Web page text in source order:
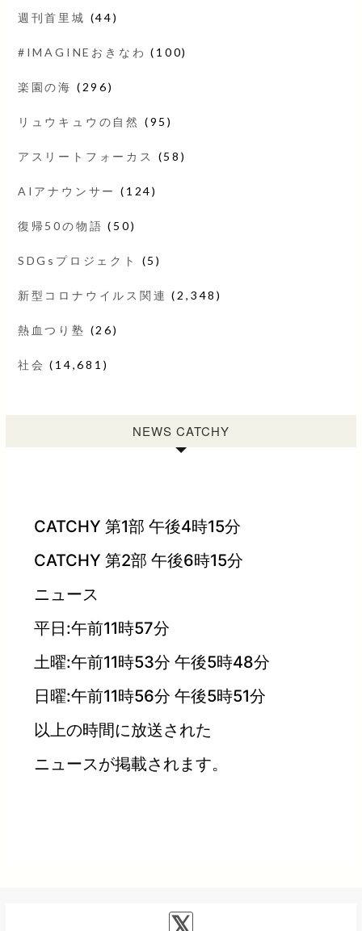
週刊首里城 (44)
#IMAGINEおきなわ (100)
楽園の海 (296)
リュウキュウの自然 (95)
アスリートフォーカス (58)
AIアナウンサー (124)
復帰50の物語 (50)
SDGsプロジェクト (5)
新型コロナウイルス関連 (2,348)
熱血つり塾 (26)
社会 (14,681)
NEWS CATCHY
CATCHY 第1部 午後4時15分
CATCHY 第2部 午後6時15分
ニュース
平日:午前11時57分
土曜:午前11時53分 午後5時48分
日曜:午前11時56分 午後5時51分
以上の時間に放送された
ニュースが掲載されます。